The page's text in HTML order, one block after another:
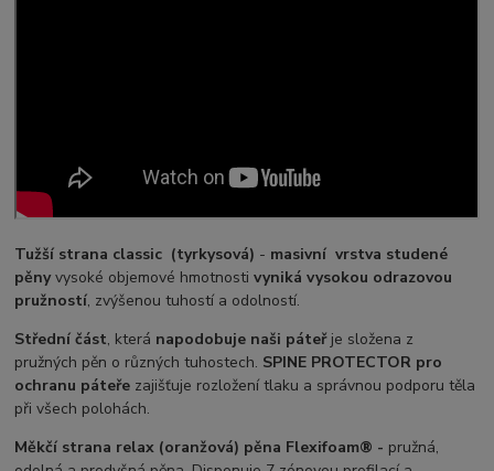
Tužší strana classic (tyrkysová) - masivní vrstva studené
pěnyvysoké objemové hmotnostivyniká vysokou odrazovou
pružností, zvýšenou tuhostí a odolností.
Střední část, která napodobuje naši páteřje složena z
pružných pěn o různých tuhostech. SPINE PROTECTOR pro
ochranu páteře zajišťuje rozložení tlaku a správnou podporu těla
při všech polohách.
Měkčí strana relax (oranžová) pěna Flexifoam® - pružná,